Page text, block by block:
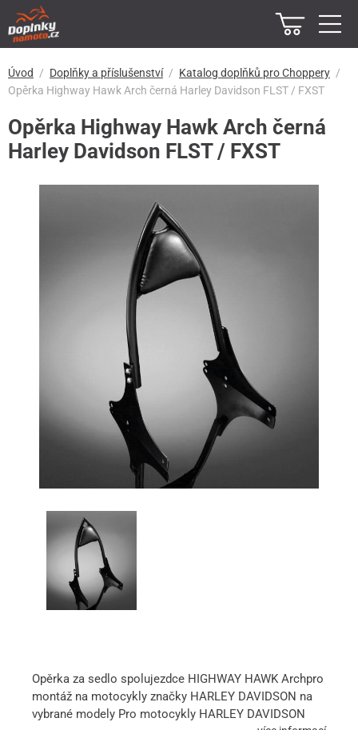
Úvod Doplňky a příslušenství
Katalog doplňků pro Choppery
Opěrka Highway Hawk Arch černá Harley Davidson FLST / FXST
Opěrka Highway Hawk Arch černá
Harley Davidson FLST / FXST
Opěrka za sedlo spolujezdce HIGHWAY HAWK Archpro
montáž na motocykly značky HARLEY DAVIDSON na
vybrané modely Pro motocykly HARLEY DAVIDSON